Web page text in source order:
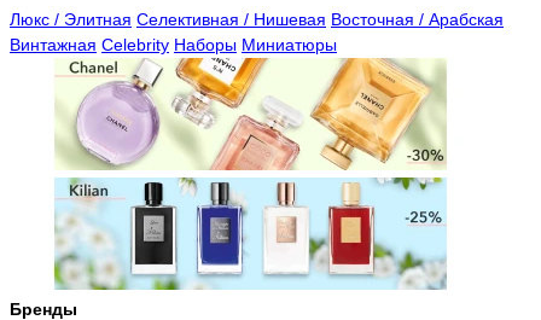
Люкс / Элитная Селективная / Нишевая Восточная / Арабская
Винтажная Celebrity Наборы Миниатюры
Бренды